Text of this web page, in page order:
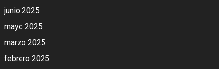
junio 2025
mayo 2025
marzo 2025
febrero 2025